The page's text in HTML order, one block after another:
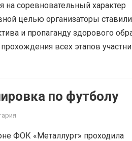
на соревновательный характер
целью организаторы ставили
и пропаганду здорового
всех этапов
по футболу
ФОК «Металлург» проходила